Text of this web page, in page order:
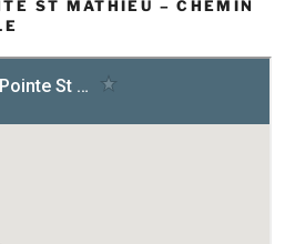
ST MATHIEU – CHEMIN